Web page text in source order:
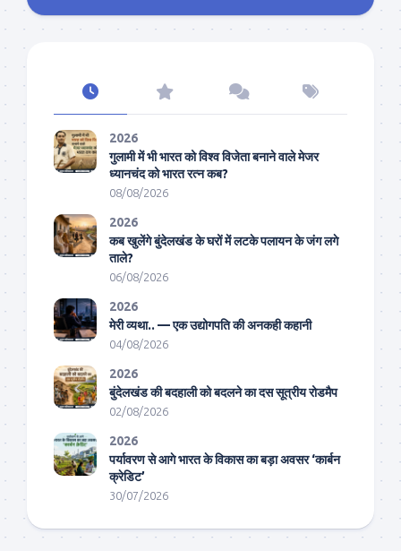
2026
गुलामी में भी भारत को विश्व विजेता बनाने वाले मेजर
ध्यानचंद को भारत रत्न कब?
08/08/2026
2026
कब खुलेंगे बुंदेलखंड के घरों में लटके पलायन के जंग लगे
ताले?
06/08/2026
2026
मेरी व्यथा.. — एक उद्योगपति की अनकही कहानी
04/08/2026
2026
बुंदेलखंड की बदहाली को बदलने का दस सूत्रीय रोडमैप
02/08/2026
2026
पर्यावरण से आगे भारत के विकास का बड़ा अवसर ‘कार्बन
क्रेडिट’
30/07/2026